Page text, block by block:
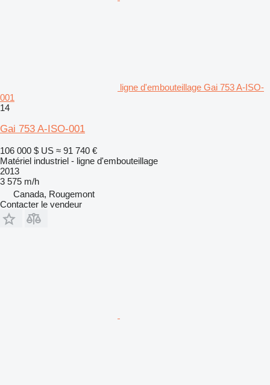
ligne d'embouteillage Gai 753 A-ISO-
001
14
Gai 753 A-ISO-001
106 000 $ US ≈ 91 740 €
Matériel industriel - ligne d'embouteillage
2013
3 575 m/h
Canada, Rougemont
Contacter le vendeur